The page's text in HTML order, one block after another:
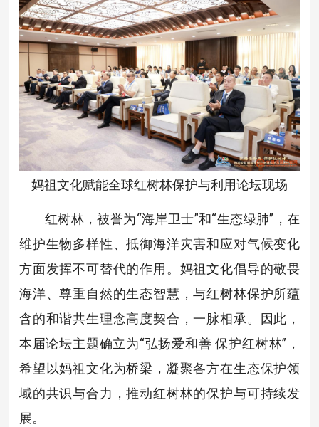
妈祖文化赋能全球红树林保护与利用论坛现场
红树林，被誉为“海岸卫士”和“生态绿肺”，在
维护生物多样性、抵御海洋灾害和应对气候变化
方面发挥不可替代的作用。妈祖文化倡导的敬畏
海洋、尊重自然的生态智慧，与红树林保护所蕴
含的和谐共生理念高度契合，一脉相承。因此，
本届论坛主题确立为“弘扬爱和善 保护红树林”，
希望以妈祖文化为桥梁，凝聚各方在生态保护领
域的共识与合力，推动红树林的保护与可持续发
展。